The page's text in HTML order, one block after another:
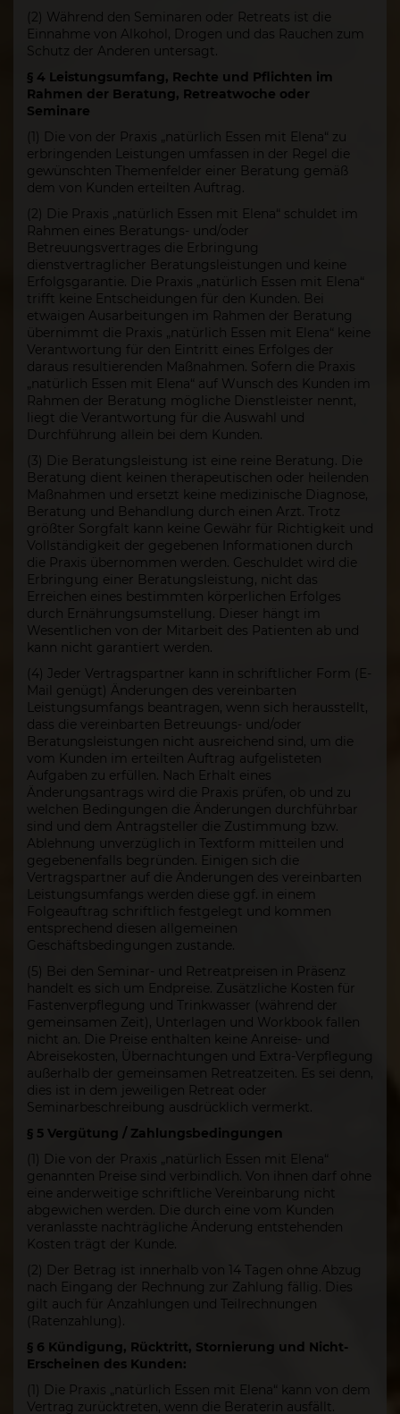
(2) Während den Seminaren oder Retreats ist die
Einnahme von Alkohol, Drogen und das Rauchen zum
Schutz der Anderen untersagt.
§ 4 Leistungsumfang, Rechte und Pflichten im
Rahmen der Beratung, Retreatwoche oder
Seminare
(1) Die von der Praxis „natürlich Essen mit Elena“ zu
erbringenden Leistungen umfassen in der Regel die
gewünschten Themenfelder einer Beratung gemäß
dem von Kunden erteilten Auftrag.
(2) Die Praxis „natürlich Essen mit Elena“ schuldet im
Rahmen eines Beratungs- und/oder
Betreuungsvertrages die Erbringung
dienstvertraglicher Beratungsleistungen und keine
Erfolgsgarantie. Die Praxis „natürlich Essen mit Elena“
trifft keine Entscheidungen für den Kunden. Bei
etwaigen Ausarbeitungen im Rahmen der Beratung
übernimmt die Praxis „natürlich Essen mit Elena“ keine
Verantwortung für den Eintritt eines Erfolges der
daraus resultierenden Maßnahmen. Sofern die Praxis
„natürlich Essen mit Elena“ auf Wunsch des Kunden im
Rahmen der Beratung mögliche Dienstleister nennt,
liegt die Verantwortung für die Auswahl und
Durchführung allein bei dem Kunden.
(3) Die Beratungsleistung ist eine reine Beratung. Die
Beratung dient keinen therapeutischen oder heilenden
Maßnahmen und ersetzt keine medizinische Diagnose,
Beratung und Behandlung durch einen Arzt. Trotz
größter Sorgfalt kann keine Gewähr für Richtigkeit und
Vollständigkeit der gegebenen Informationen durch
die Praxis übernommen werden. Geschuldet wird die
Erbringung einer Beratungsleistung, nicht das
Erreichen eines bestimmten körperlichen Erfolges
durch Ernährungsumstellung. Dieser hängt im
Wesentlichen von der Mitarbeit des Patienten ab und
kann nicht garantiert werden.
(4) Jeder Vertragspartner kann in schriftlicher Form (E-
Mail genügt) Änderungen des vereinbarten
Leistungsumfangs beantragen, wenn sich herausstellt,
dass die vereinbarten Betreuungs- und/oder
Beratungsleistungen nicht ausreichend sind, um die
vom Kunden im erteilten Auftrag aufgelisteten
Aufgaben zu erfüllen. Nach Erhalt eines
Änderungsantrags wird die Praxis prüfen, ob und zu
welchen Bedingungen die Änderungen durchführbar
sind und dem Antragsteller die Zustimmung bzw.
Ablehnung unverzüglich in Textform mitteilen und
gegebenenfalls begründen. Einigen sich die
Vertragspartner auf die Änderungen des vereinbarten
Leistungsumfangs werden diese ggf. in einem
Folgeauftrag schriftlich festgelegt und kommen
entsprechend diesen allgemeinen
Geschäftsbedingungen zustande.
(5) Bei den Seminar- und Retreatpreisen in Präsenz
handelt es sich um Endpreise. Zusätzliche Kosten für
Fastenverpflegung und Trinkwasser (während der
gemeinsamen Zeit), Unterlagen und Workbook fallen
nicht an. Die Preise enthalten keine Anreise- und
Abreisekosten, Übernachtungen und Extra-Verpflegung
außerhalb der gemeinsamen Retreatzeiten. Es sei denn,
dies ist in dem jeweiligen Retreat oder
Seminarbeschreibung ausdrücklich vermerkt.
§ 5 Vergütung / Zahlungsbedingungen
(1) Die von der Praxis „natürlich Essen mit Elena“
genannten Preise sind verbindlich. Von ihnen darf ohne
eine anderweitige schriftliche Vereinbarung nicht
abgewichen werden. Die durch eine vom Kunden
veranlasste nachträgliche Änderung entstehenden
Kosten trägt der Kunde.
(2) Der Betrag ist innerhalb von 14 Tagen ohne Abzug
nach Eingang der Rechnung zur Zahlung fällig. Dies
gilt auch für Anzahlungen und Teilrechnungen
(Ratenzahlung).
§ 6 Kündigung, Rücktritt, Stornierung und Nicht-
Erscheinen des Kunden:
(1) Die Praxis „natürlich Essen mit Elena“ kann von dem
Vertrag zurücktreten, wenn die Beraterin ausfällt.